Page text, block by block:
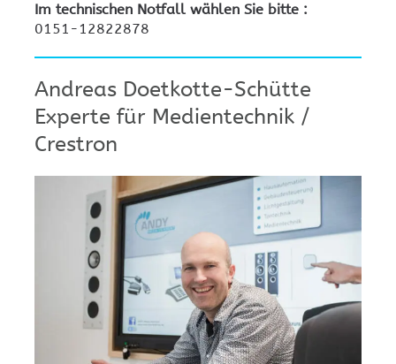
Im technischen Notfall wählen Sie bitte :
0151-12822878
Andreas Doetkotte-Schütte
Experte für Medientechnik /
Crestron